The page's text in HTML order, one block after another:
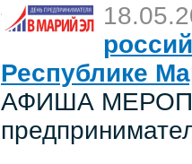
Республике
АФИША